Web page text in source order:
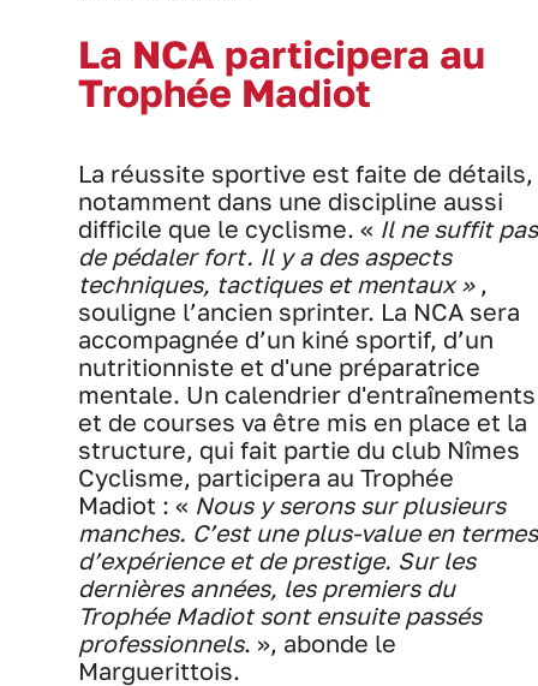
La NCA participera au
Trophée Madiot
La réussite sportive est faite de détails,
notamment dans une discipline aussi
difficile que le cyclisme. « Il ne suffit pas
de pédaler fort. Il y a des aspects
techniques, tactiques et mentaux »,
souligne l’ancien sprinter. La NCA sera
accompagnée d’un kiné sportif, d’un
nutritionniste et d'une préparatrice
mentale. Un calendrier d'entraînements
et de courses va être mis en place et la
structure, qui fait partie du club Nîmes
Cyclisme, participera au Trophée
Madiot : « Nous y serons sur plusieurs
manches. C’est une plus-value en termes
d’expérience et de prestige. Sur les
dernières années, les premiers du
Trophée Madiot sont ensuite passés
professionnels. », abonde le
Marguerittois.